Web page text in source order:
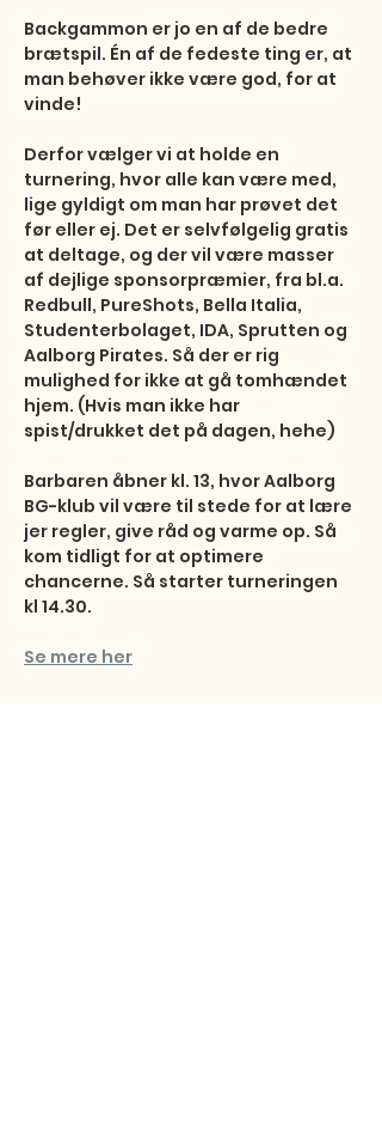
Backgammon er jo en af de bedre
brætspil. Én af de fedeste ting er, at
man behøver ikke være god, for at
vinde!
Derfor vælger vi at holde en
turnering, hvor alle kan være med,
lige gyldigt om man har prøvet det
før eller ej. Det er selvfølgelig gratis
at deltage, og der vil være masser
af dejlige sponsorpræmier, fra bl.a.
Redbull, PureShots, Bella Italia,
Studenterbolaget, IDA, Sprutten og
Aalborg Pirates. Så der er rig
mulighed for ikke at gå tomhændet
hjem. (Hvis man ikke har
spist/drukket det på dagen, hehe)
Barbaren åbner kl. 13, hvor Aalborg
BG-klub vil være til stede for at lære
jer regler, give råd og varme op. Så
kom tidligt for at optimere
chancerne. Så starter turneringen
kl 14.30.
Se mere her